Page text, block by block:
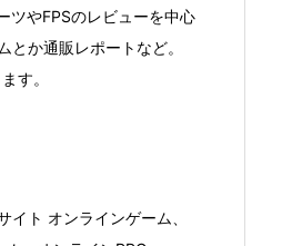
ツやFPSのレビューを中心
とか通販レポートなど。
す。
イト オンラインゲーム、